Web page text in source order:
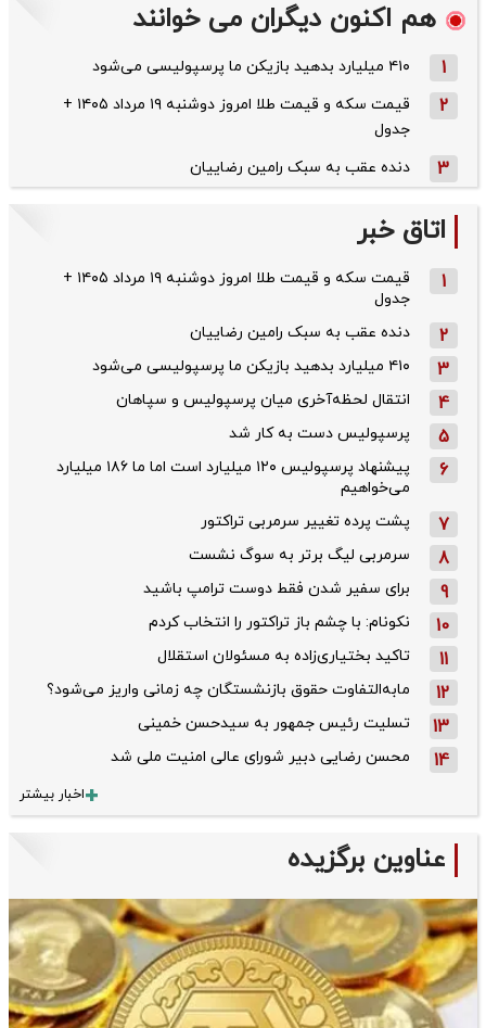
هم اکنون دیگران می خوانند
1 ۴۱۰ میلیارد بدهید بازیکن ما پرسپولیسی می‌شود
2
قیمت سکه و قیمت طلا امروز دوشنبه ۱۹ مرداد ۱۴۰۵ +
جدول
3 دنده عقب به سبک رامین رضاییان
اتاق خبر
1
قیمت سکه و قیمت طلا امروز دوشنبه ۱۹ مرداد ۱۴۰۵ +
جدول
2 دنده عقب به سبک رامین رضاییان
3 ۴۱۰ میلیارد بدهید بازیکن ما پرسپولیسی می‌شود
4 انتقال لحظه‌آخری میان پرسپولیس و سپاهان
5 پرسپولیس دست به کار شد
6
پیشنهاد پرسپولیس ۱۲۰ میلیارد است اما ما ۱۸۶ میلیارد
می‌خواهیم
7 پشت پرده تغییر سرمربی تراکتور
8 سرمربی لیگ برتر به سوگ نشست
9 برای سفیر شدن فقط دوست ترامپ باشید
10 نکونام: با چشم باز تراکتور را انتخاب کردم
11 تاکید بختیاری‌زاده به مسئولان استقلال
12 مابه‌التفاوت حقوق بازنشستگان چه زمانی واریز می‌شود؟
13 تسلیت رئیس جمهور به سیدحسن خمینی
14 محسن رضایی دبیر شورای عالی امنیت ملی شد
اخبار بیشتر
عناوین برگزیده